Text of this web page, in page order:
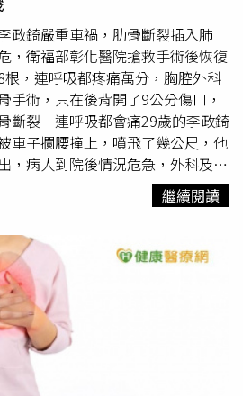
對的副作用也較麻煩。而復發後
後輔助治療時期大不相同。王金洲
者中有2位術後已完成免疫治療，1
，目前追蹤下來狀況良好都沒有復
盡快進行手術治療，並在術後根據
治療，以降低復發、死亡風險。
晚上在兒科重症監護室搶救，醫
兩三天後交待病情時，醫生才說，
了一整夜，止血鉗碰到了血管，這
。根據廈大附一院兒科重症監護科
當晚7點40分轉入時，女童神志不
時診斷為右肺下葉腫物切除術後，
功能不全，予以重症護理、一級護
示，「你們可以隨便去做鑑定，我
鑑定」。女童的母親表示，10歲女
護室病房裡，命懸一線，「她是把
處於昏迷當中。沒有自主呼吸，生
生說只要呼吸機管子一拔，人肯定
外，鉅額醫藥費也讓女童家人難以
到現在已經5個多月，目前花了
找，醫院說他們承擔40%，說醫
去其他部門反映後，醫院醫務科的
個話，說就算賠50%，我們家屬也
示，「我們向信訪局反映後，信訪
政錡嚴重車禍，肋骨斷裂插入肺
，衛福部彰化醫院搶救手術後恢復
，連呼吸都疼痛萬分，胸腔外科
手術，只在後背開了9公分傷口，
斷裂 連呼吸都會痛29歲的李政錡
車子攔腰撞上，噴飛了幾公尺，他
，病人到院後情況危急，外科及骨
住破裂脾臟及左肺出血，以及固定
救回一命。李政錡指出，動完重大
全身都很痛，但最痛的是呼吸、咳
骨，讓他疼痛到難以言喻，連最強
手術復位 早日恢復生活林聿騰主
的疼痛若等待肋骨自然癒合，光痛
傷口開胸手術
業生涯，所以決定以微創肋骨手術
然其左胸肋骨幾乎全斷了，範圍很
合3D胸廓重組影像的精準定位，
繼續閱讀